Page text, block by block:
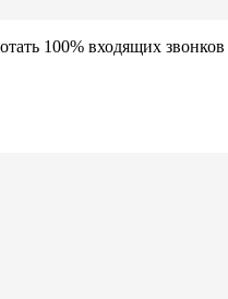
100% входящих